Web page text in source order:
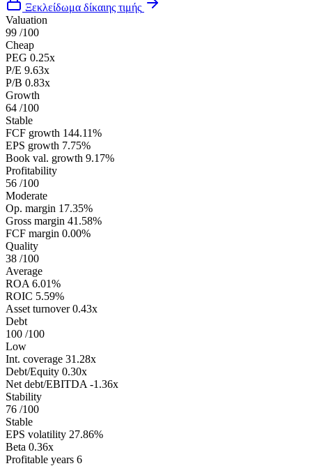
Ξεκλείδωμα δίκαιης τιμής
Valuation
99 /100
Cheap
PEG 0.25x
P/E 9.63x
P/B 0.83x
Growth
64 /100
Stable
FCF growth 144.11%
EPS growth 7.75%
Book val. growth 9.17%
Profitability
56 /100
Moderate
Op. margin 17.35%
Gross margin 41.58%
FCF margin 0.00%
Quality
38 /100
Average
ROA 6.01%
ROIC 5.59%
Asset turnover 0.43x
Debt
100 /100
Low
Int. coverage 31.28x
Debt/Equity 0.30x
Net debt/EBITDA -1.36x
Stability
76 /100
Stable
EPS volatility 27.86%
Beta 0.36x
Profitable years 6